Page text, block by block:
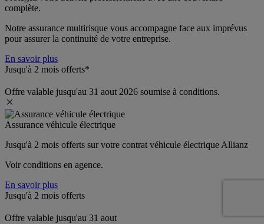
complète.
Notre assurance multirisque vous accompagne face aux imprévus
pour assurer la continuité de votre entreprise.
En savoir plus
Jusqu'à 2 mois offerts*
Offre valable jusqu'au 31 aout 2026 soumise à conditions.
Assurance véhicule électrique
Jusqu'à 2 mois offerts sur votre contrat véhicule électrique Allianz
Voir conditions en agence.
En savoir plus
Jusqu'à 2 mois offerts
Offre valable jusqu'au 31 aout